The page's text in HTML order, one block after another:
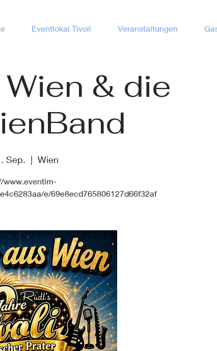
Eventlokal Tivoli Veranstaltungen
& die
Sep.
  |
Wien
www.eventim-
e/69e8ecd765806127d66f32af